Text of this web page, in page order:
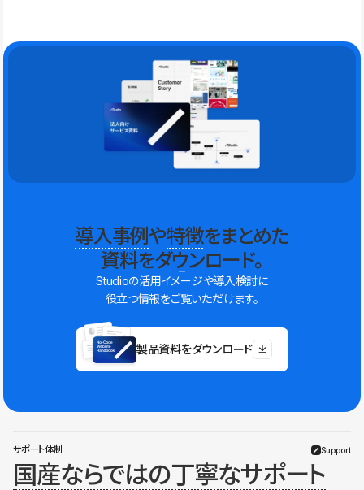
導入事例や特徴をまとめた
資料をダウンロード。
Studioの活用イメージや導入検討に
役立つ情報をご覧いただけます。
製品資料をダウンロード
サポート体制 Support
国産ならではの丁寧なサポート